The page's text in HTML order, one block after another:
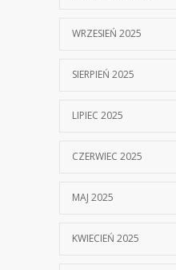
WRZESIEŃ 2025
SIERPIEŃ 2025
LIPIEC 2025
CZERWIEC 2025
MAJ 2025
KWIECIEŃ 2025